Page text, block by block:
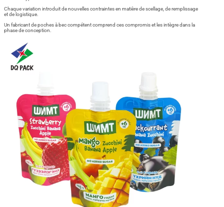
Chaque variation introduit de nouvelles contraintes en matière de scellage, de remplissage
et de logistique.
Un fabricant de poches à bec compétent comprend ces compromis et les intègre dans la
phase de conception.